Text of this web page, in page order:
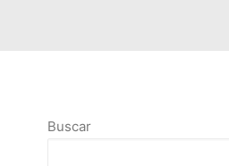
Buscar